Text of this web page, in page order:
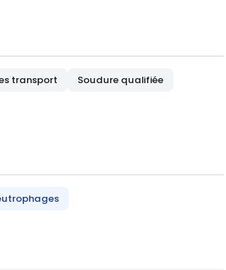
transport
Soudure qualifiée